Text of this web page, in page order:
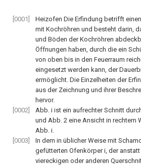
[0001]
Heizofen Die Erfindung betrifft
mit Kochröhren und besteht darin,
und Böden der Kochröhren
Öffnungen haben, durch die ein
von oben bis in den Feuerraum
eingesetzt werden kann, der
ermöglicht. Die Einzelheiten der
aus der Zeichnung und ihrer
hervor.
[0002]
Abb. i ist ein aufrechter Schnitt
und Abb. 2 eine Ansicht in rechtem
Abb. i.
[0003]
In dem in üblicher Weise mit
gefütterten Ofenkörper i, der anstatt
viereckigen oder anderen